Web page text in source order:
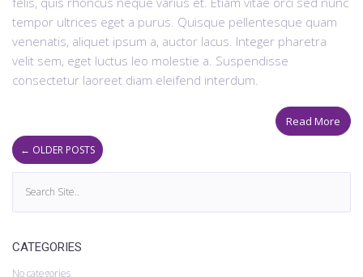
tempor ultrices eget a purus. Quisque pellentesque quam
venenatis, aliquet ipsum a, auctor lacus. Integer pharetra
velit sem, eget luctus leo molestie a. Suspendisse
consectetur laoreet diam eleifend interdum.
Read More
← OLDER POSTS
CATEGORIES
No categories